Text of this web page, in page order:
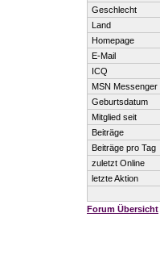
Geschlecht
Land
Homepage
E-Mail
ICQ
MSN Messenger
Geburtsdatum
Mitglied seit
Beiträge
Beiträge pro Tag
zuletzt Online
letzte Aktion
Forum Übersicht